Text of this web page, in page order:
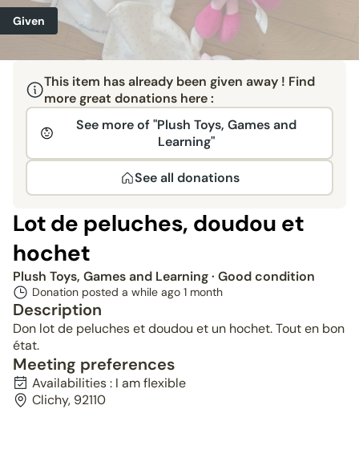
Given
This item has already been given away ! Find
more great donations here :
See more of "Plush Toys, Games and
Learning"
See all donations
Lot de peluches, doudou et
hochet
Plush Toys, Games and Learning· Good condition
Donation posted a while ago 1 month
Description
Don lot de peluches et doudou et un hochet. Tout en bon
état.
Meeting preferences
Availabilities : I am flexible
Clichy, 92110